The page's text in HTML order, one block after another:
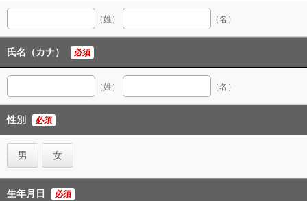
（姓） （名）
氏名（カナ） 必須
（姓） （名）
性別 必須
男 女
生年月日 必須